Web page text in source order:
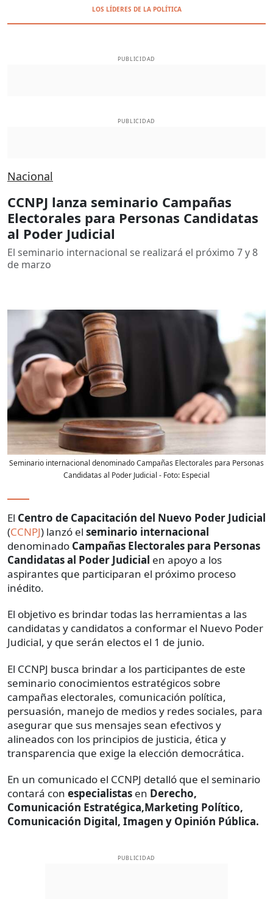
LOS LÍDERES DE LA POLÍTICA
PUBLICIDAD
PUBLICIDAD
Nacional
CCNPJ lanza seminario Campañas
Electorales para Personas Candidatas
al Poder Judicial
El seminario internacional se realizará el próximo 7 y 8
de marzo
Seminario internacional denominado Campañas Electorales para Personas
Candidatas al Poder Judicial - Foto: Especial
El Centro de Capacitación del Nuevo Poder Judicial
(CCNPJ) lanzó el seminario internacional
denominado Campañas Electorales para Personas
Candidatas al Poder Judicial en apoyo a los
aspirantes que participaran el próximo proceso
inédito.
El objetivo es brindar todas las herramientas a las
candidatas y candidatos a conformar el Nuevo Poder
Judicial, y que serán electos el 1 de junio.
El CCNPJ busca brindar a los participantes de este
seminario conocimientos estratégicos sobre
campañas electorales, comunicación política,
persuasión, manejo de medios y redes sociales, para
asegurar que sus mensajes sean efectivos y
alineados con los principios de justicia, ética y
transparencia que exige la elección democrática.
En un comunicado el CCNPJ detalló que el seminario
contará con especialistas en Derecho,
Comunicación Estratégica,Marketing Político,
Comunicación Digital, Imagen y Opinión Pública.
PUBLICIDAD